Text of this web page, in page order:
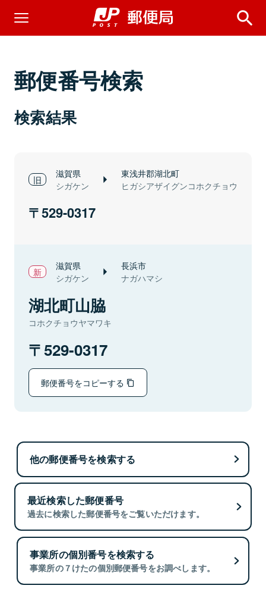
郵便番号検索
検索結果
滋賀県
シガケン
東浅井郡湖北町
ヒガシアザイグンコホクチョウ
529-0317
滋賀県
シガケン
長浜市
ナガハマシ
湖北町山脇
コホクチョウヤマワキ
529-0317
郵便番号をコピーする
他の郵便番号を検索する
最近検索した郵便番号
過去に検索した郵便番号をご覧いただけます。
事業所の個別番号を検索する
事業所の７けたの個別郵便番号をお調べします。